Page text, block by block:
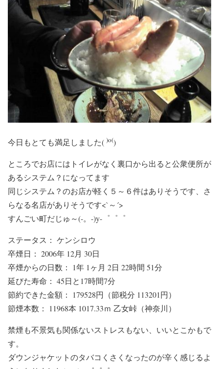
今日もとても満足しました( )o()
ところでお店にはトイレがなく裏口から出ると公衆便所が
あるシステム？になってます
同じシステム？のお店が軽く５～６件はありそうです、さ
らなる名店がありそうです<`～´>
すんごい町だじゅ～(-。-)y-゜゜゜
ステータス： ケンシロウ
卒煙日： 2006年 12月 30日
卒煙からの日数： 1年 1ヶ月 2日 22時間 51分
延びた寿命： 45日と17時間7分
節約できた金額： 179528円（節税分 113201円）
節煙本数： 11968本 1017.33ｍ 乙女峠（神奈川）
禁煙も不景気も関係ないストレスもない、いいとこかもで
す。
ダウンジャケットのタバコくさくなったのが辛く感じるよ